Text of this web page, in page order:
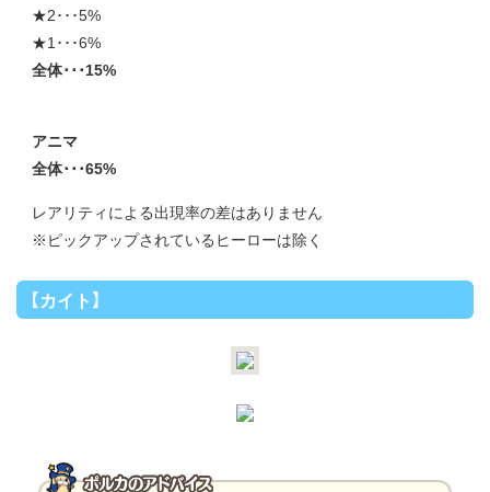
★2･･･5%
★1･･･6%
全体･･･15%
アニマ
全体･･･65%
レアリティによる出現率の差はありません
※ピックアップされているヒーローは除く
【カイト】